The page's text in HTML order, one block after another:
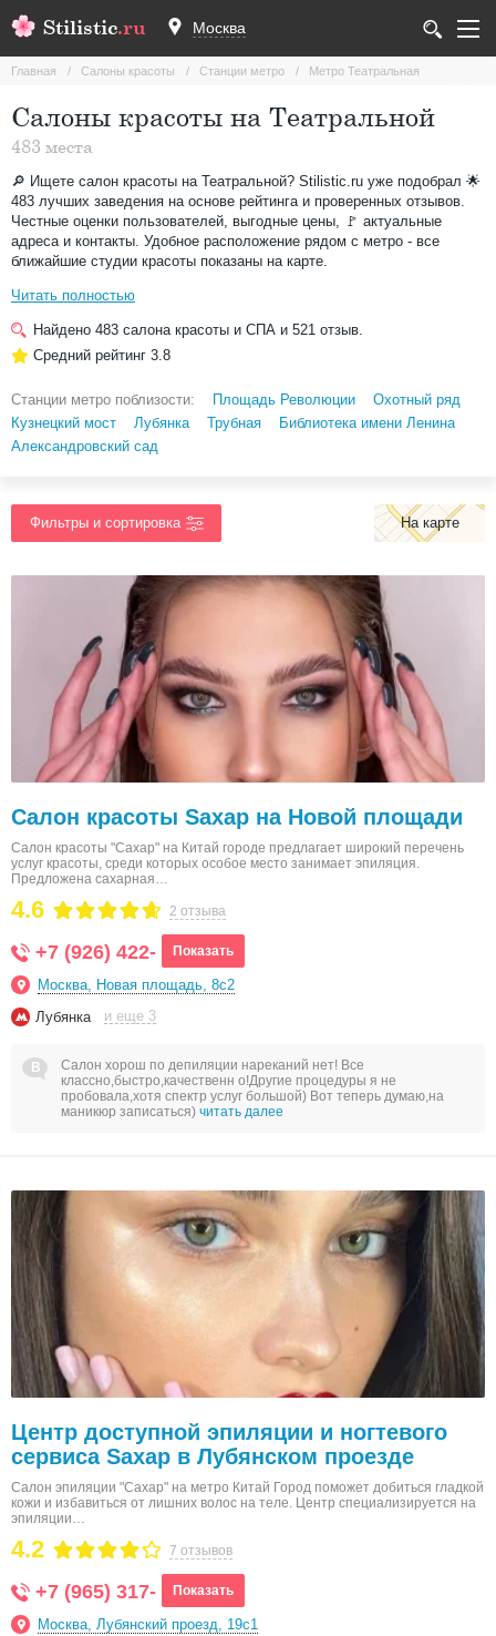
Stilistic.ru Москва
Главная Салоны красоты Станции метро Метро Театральная
Cалоны красоты на Театральной
483 места
🔎 Ищете салон красоты на Театральной? Stilistic.ru уже подобрал 🌟
483 лучших заведения на основе рейтинга и проверенных отзывов.
Честные оценки пользователей, выгодные цены, 🚩 актуальные
адреса и контакты. Удобное расположение рядом с метро - все
ближайшие студии красоты показаны на карте.
Читать полностью
Найдено 483 салона красоты и СПА и 521 отзыв.
Средний рейтинг 3.8
Станции метро поблизости: Площадь Революции
Охотный ряд
Кузнецкий мост
Лубянка Трубная
Библиотека имени Ленина
Александровский сад
На карте
Салон красоты Saxap на Новой площади
Салон красоты "Сахар" на Китай городе предлагает широкий перечень
услуг красоты, среди которых особое место занимает эпиляция.
Предложена сахарная…
2 отзыва
4.6
+7 (926) 422- Показать
Москва, Новая площадь, 8с2
Лубянка
и еще 3
Салон хорош по депиляции нареканий нет! Все
классно,быстро,качественн о!Другие процедуры я не
пробовала,хотя спектр услуг большой) Вот теперь думаю,на
маникюр записаться) читать далее
Центр доступной эпиляции и ногтевого
сервиса Saxap в Лубянском проезде
Салон эпиляции "Сахар" на метро Китай Город поможет добиться гладкой
кожи и избавиться от лишних волос на теле. Центр специализируется на
эпиляции…
7 отзывов
4.2
+7 (965) 317- Показать
Москва, Лубянский проезд, 19с1